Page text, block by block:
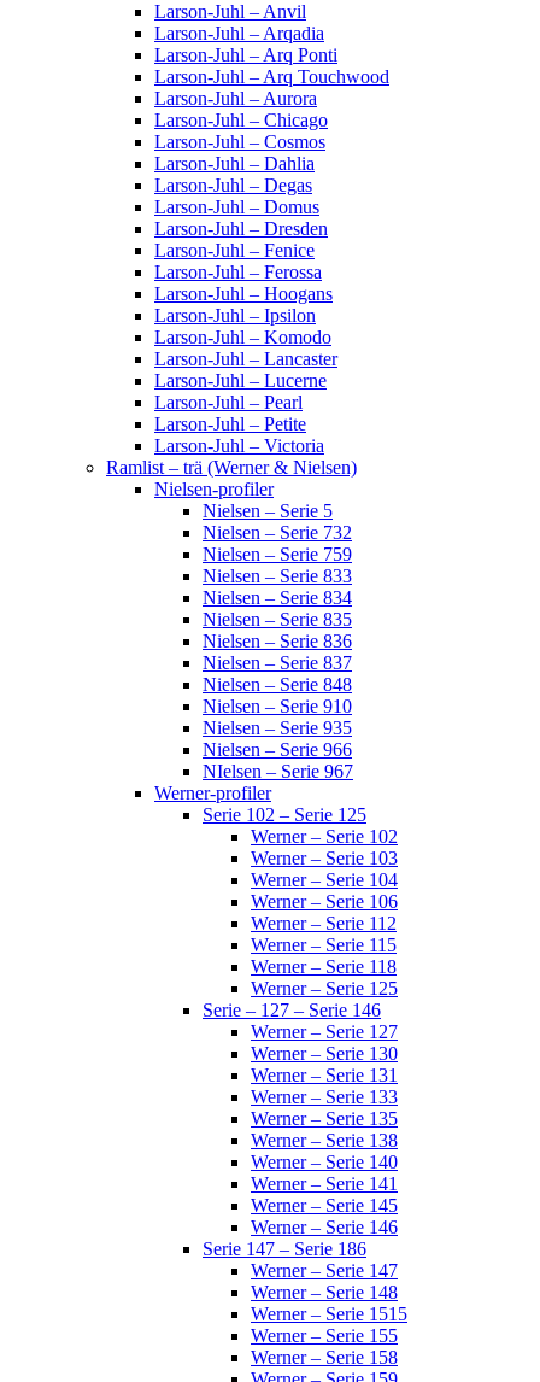
Larson-Juhl – Anvil
Larson-Juhl – Arqadia
Larson-Juhl – Arq Ponti
Larson-Juhl – Arq Touchwood
Larson-Juhl – Aurora
Larson-Juhl – Chicago
Larson-Juhl – Cosmos
Larson-Juhl – Dahlia
Larson-Juhl – Degas
Larson-Juhl – Domus
Larson-Juhl – Dresden
Larson-Juhl – Fenice
Larson-Juhl – Ferossa
Larson-Juhl – Hoogans
Larson-Juhl – Ipsilon
Larson-Juhl – Komodo
Larson-Juhl – Lancaster
Larson-Juhl – Lucerne
Larson-Juhl – Pearl
Larson-Juhl – Petite
Larson-Juhl – Victoria
Ramlist – trä (Werner & Nielsen)
Nielsen-profiler
Nielsen – Serie 5
Nielsen – Serie 732
Nielsen – Serie 759
Nielsen – Serie 833
Nielsen – Serie 834
Nielsen – Serie 835
Nielsen – Serie 836
Nielsen – Serie 837
Nielsen – Serie 848
Nielsen – Serie 910
Nielsen – Serie 935
Nielsen – Serie 966
NIelsen – Serie 967
Werner-profiler
Serie 102 – Serie 125
Werner – Serie 102
Werner – Serie 103
Werner – Serie 104
Werner – Serie 106
Werner – Serie 112
Werner – Serie 115
Werner – Serie 118
Werner – Serie 125
Serie – 127 – Serie 146
Werner – Serie 127
Werner – Serie 130
Werner – Serie 131
Werner – Serie 133
Werner – Serie 135
Werner – Serie 138
Werner – Serie 140
Werner – Serie 141
Werner – Serie 145
Werner – Serie 146
Serie 147 – Serie 186
Werner – Serie 147
Werner – Serie 148
Werner – Serie 1515
Werner – Serie 155
Werner – Serie 158